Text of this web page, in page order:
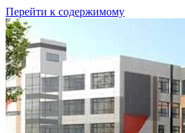
Перейти к содержимому